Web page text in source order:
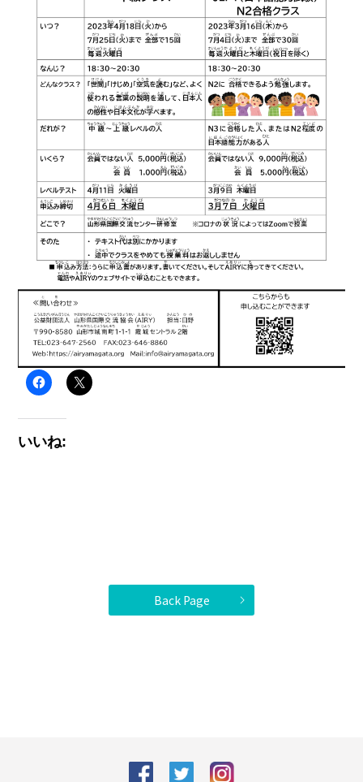
いいね:
Back Page
facebook Twitter